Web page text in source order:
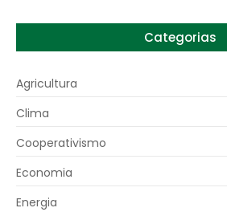
Categorias
Agricultura
Clima
Cooperativismo
Economia
Energia